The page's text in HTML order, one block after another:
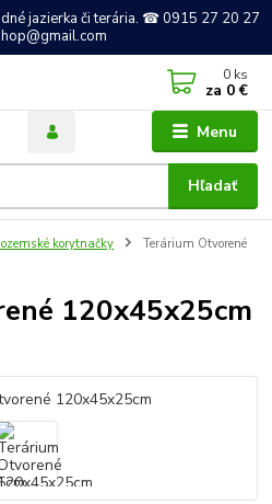
jazierka či terária. ☎ 0915 27 20 27
Menu
Hľadať
0 ks
za 0 €
korytnačky
Terárium Otvorené
120x45x25cm